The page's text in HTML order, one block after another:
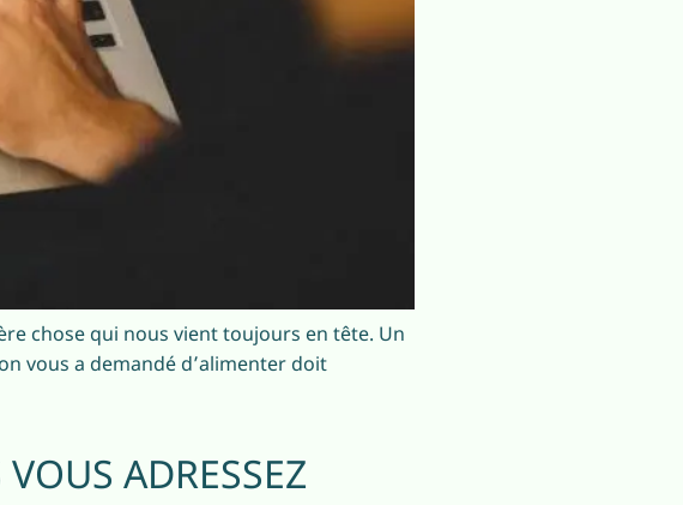
chose qui nous vient toujours en tête. Un
vous a demandé d’alimenter doit
ADRESSEZ